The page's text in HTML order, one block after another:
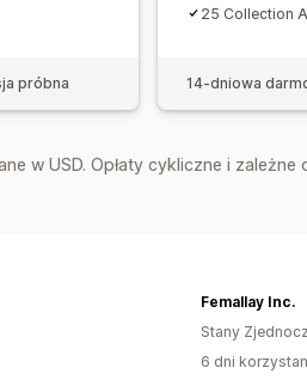
próbna
25 Collection
14-dniowa
w USD. Opłaty cykliczne i
Femallay Inc.
Stany
6 dni